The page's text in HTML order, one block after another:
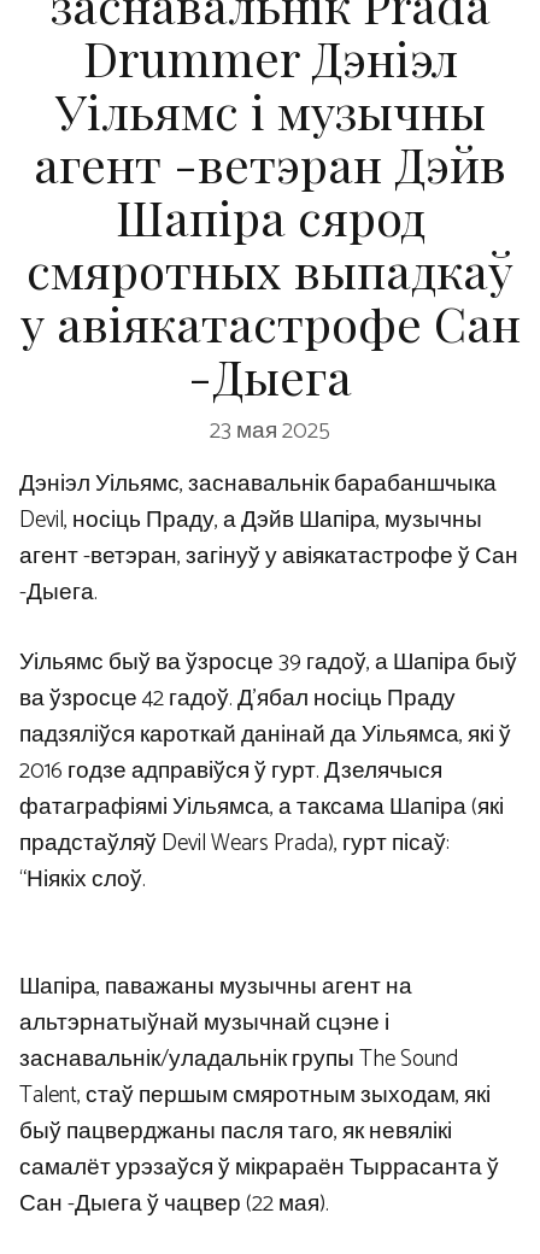
Drummer Дэніэл
Уільямс і музычны
агент -ветэран Дэйв
Шапіра сярод
смяротных выпадкаў
у авіякатастрофе Сан
-Дыега
23 мая 2025
Дэніэл Уільямс, заснавальнік барабаншчыка
Devil, носіць Праду, а Дэйв Шапіра, музычны
агент -ветэран, загінуў у авіякатастрофе ў Сан
-Дыега.
Уільямс быў ва ўзросце 39 гадоў, а Шапіра быў
ва ўзросце 42 гадоў. Д’ябал носіць Праду
падзяліўся кароткай данінай да Уільямса, які ў
2016 годзе адправіўся ў гурт. Дзелячыся
фатаграфіямі Уільямса, а таксама Шапіра (які
прадстаўляў Devil Wears Prada), гурт пісаў:
“Ніякіх слоў.
Шапіра, паважаны музычны агент на
альтэрнатыўнай музычнай сцэне і
заснавальнік/уладальнік групы The Sound
Talent, стаў першым смяротным зыходам, які
быў пацверджаны пасля таго, як невялікі
самалёт урэзаўся ў мікрараён Тыррасанта ў
Сан -Дыега ў чацвер (22 мая).